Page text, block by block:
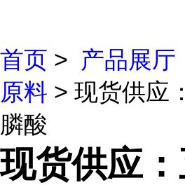
首页 > 产品展厅
原料 > 现货供应
膦酸
现货供应